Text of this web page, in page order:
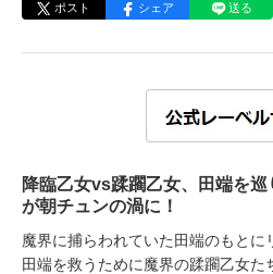
ポスト シェア 送る
降臨乙女vs蹂躙乙女、田端
が朝チュンの渦に！
魔界に捕らわれていた田端のもとに
田端を救うために魔界の蹂躙乙女た